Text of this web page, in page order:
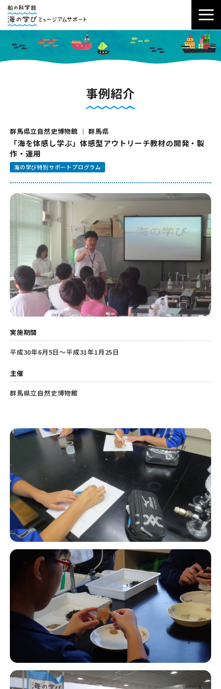
事例紹介
群馬県立自然史博物館 ｜ 群馬県
「海を体感し学ぶ」体感型アウトリーチ教材の開発・製
作・運用
海の学び特別サポートプログラム
実施期間
平成30年6月5日～平成31年1月25日
主催
群馬県立自然史博物館